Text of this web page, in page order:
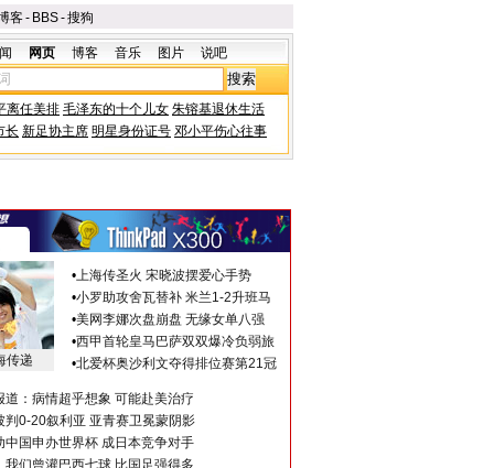
客- BBS-搜狗
网页 博客 音乐 图片 说吧
离任美排 毛泽东的十个儿女 朱镕基退休生活
长 新足协主席 明星身份证号 邓小平伤心往事
传递
•上海传圣火 宋晓波摆爱心手势
•小罗助攻舍瓦替补 米兰1-2升班马
•美网李娜次盘崩盘 无缘女单八强
•西甲首轮皇马巴萨双双爆冷负弱旅
•北爱杯奥沙利文夺得排位赛第21冠
道：病情超乎想象 可能赴美治疗
判0-20叙利亚 亚青赛卫冕蒙阴影
中国申办世界杯 成日本竞争对手
我们曾灌巴西七球 比国足强得多